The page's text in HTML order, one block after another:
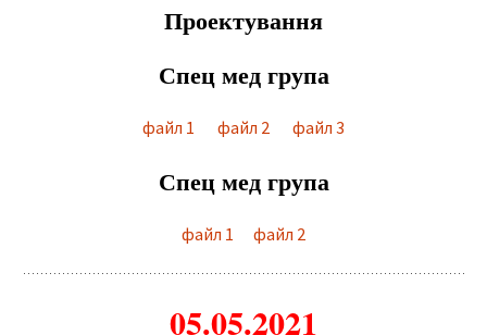
Проектування
Спец мед група
файл 1 файл 2 файл 3
Спец мед група
файл 1 файл 2
05.05.2021